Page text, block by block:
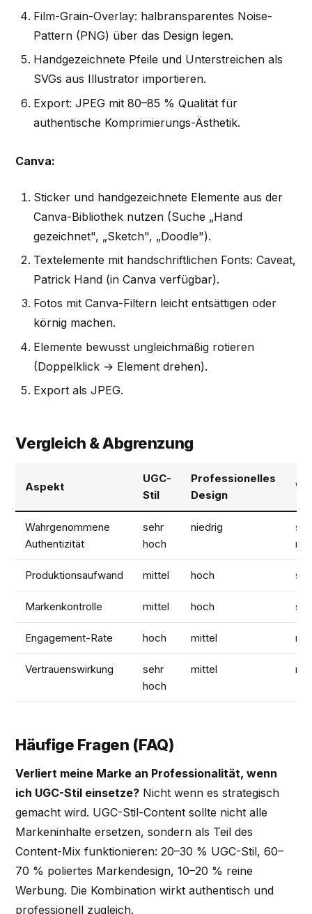
Film-Grain-Overlay: halbransparentes Noise-
Pattern (PNG) über das Design legen.
Handgezeichnete Pfeile und Unterstreichen als
SVGs aus Illustrator importieren.
Export: JPEG mit 80–85 % Qualität für
authentische Komprimierungs-Ästhetik.
Canva:
Sticker und handgezeichnete Elemente aus der
Canva-Bibliothek nutzen (Suche „Hand
gezeichnet", „Sketch", „Doodle").
Textelemente mit handschriftlichen Fonts: Caveat,
Patrick Hand (in Canva verfügbar).
Fotos mit Canva-Filtern leicht entsättigen oder
körnig machen.
Elemente bewusst ungleichmäßig rotieren
(Doppelklick → Element drehen).
Export als JPEG.
Vergleich & Abgrenzung
Aspekt
UGC-
Stil
Professionelles
Design
Wahrgenommene
Authentizität
sehr
hoch
niedrig
Produktionsaufwand mittel hoch
Markenkontrolle mittel hoch
Engagement-Rate hoch mittel
Vertrauenswirkung
sehr
hoch
mittel
Häufige Fragen (FAQ)
Verliert meine Marke an Professionalität, wenn
ich UGC-Stil einsetze? Nicht wenn es strategisch
gemacht wird. UGC-Stil-Content sollte nicht alle
Markeninhalte ersetzen, sondern als Teil des
Content-Mix funktionieren: 20–30 % UGC-Stil, 60–
70 % poliertes Markendesign, 10–20 % reine
Werbung. Die Kombination wirkt authentisch und
professionell zugleich.